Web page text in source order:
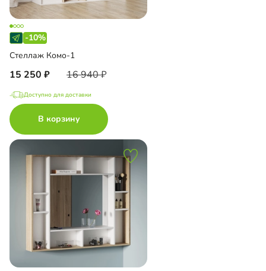
-10%
Стеллаж Комо-1
15 250 16 940
Доступно для доставки
В корзину